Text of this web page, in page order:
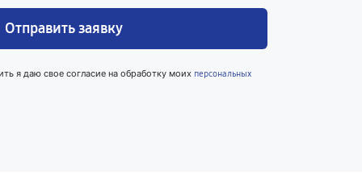
Отправить заявку
я даю свое согласие на обработку моих персональных